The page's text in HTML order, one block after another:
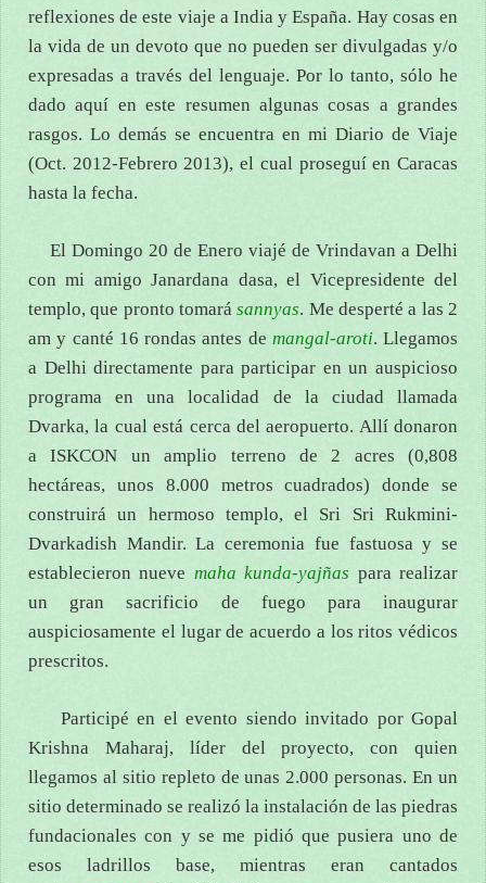
reflexiones de este viaje a India y España. Hay cosas en
la vida de un devoto que no pueden ser divulgadas y/o
expresadas a través del lenguaje. Por lo tanto, sólo he
dado aquí en este resumen algunas cosas a grandes
rasgos. Lo demás se encuentra en mi Diario de Viaje
(Oct. 2012-Febrero 2013), el cual proseguí en Caracas
hasta la fecha.
El Domingo 20 de Enero viajé de Vrindavan a Delhi
con mi amigo Janardana dasa, el Vicepresidente del
templo, que pronto tomarásannyas. Me desperté a las 2
am y canté 16 rondas antes de mangal-aroti. Llegamos
a Delhi directamente para participar en un auspicioso
programa en una localidad de la ciudad llamada
Dvarka, la cual está cerca del aeropuerto. Allí donaron
a ISKCON un amplio terreno de 2 acres (0,808
hectáreas, unos 8.000 metros cuadrados) donde se
construirá un hermoso templo, el Sri Sri Rukmini-
Dvarkadish Mandir. La ceremonia fue fastuosa y se
establecieron nueve maha kunda-yajñas para realizar
un gran sacrificio de fuego para inaugurar
auspiciosamente el lugar de acuerdo a los ritos védicos
prescritos.
Participé en el evento siendo invitado por Gopal
Krishna Maharaj, líder del proyecto, con quien
llegamos al sitio repleto de unas 2.000 personas. En un
sitio determinado se realizó la instalación de las piedras
fundacionales con y se me pidió que pusiera uno de
esos ladrillos base, mientras eran cantados